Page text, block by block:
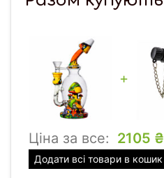
+
Ціна за все: 2105 ₴
Додати всі товари в кошик